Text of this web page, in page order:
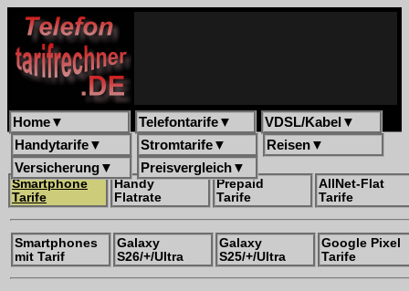
Home▼ Telefontarife▼ VDSL/Kabel ▼
Handytarife▼ Stromtarife▼ Reisen▼
Versicherung▼ Preisvergleich▼
Smartphone
Tarife
Handy
Flatrate
Prepaid
Tarife
AllNet-Flat
Tarife
Smartphones
mit Tarif
Galaxy
S26/+/Ultra
Galaxy
S25/+/Ultra
Google Pixel
Tarife